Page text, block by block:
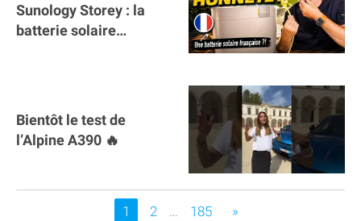
Sunology Storey : la
batterie solaire
Bientôt le test de
l’Alpine A390 🔥
Vous êtes sur la page
1 2 … 185 »